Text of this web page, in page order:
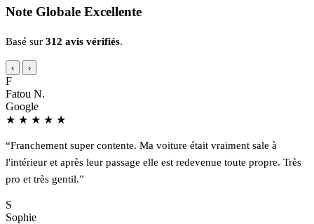
Note Globale Excellente
Basé sur 312 avis vérifiés.
‹ ›
F
Fatou N.
Google
★ ★ ★ ★ ★
“Franchement super contente. Ma voiture était vraiment sale à
l'intérieur et après leur passage elle est redevenue toute propre. Très
pro et très gentil.”
S
Sophie